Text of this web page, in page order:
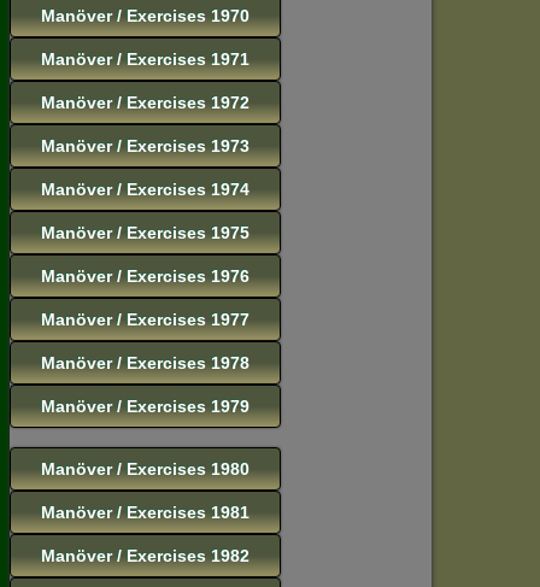
Manöver / Exercises 1970
Manöver / Exercises 1971
Manöver / Exercises 1972
Manöver / Exercises 1973
Manöver / Exercises 1974
Manöver / Exercises 1975
Manöver / Exercises 1976
Manöver / Exercises 1977
Manöver / Exercises 1978
Manöver / Exercises 1979
Manöver / Exercises 1980
Manöver / Exercises 1981
Manöver / Exercises 1982